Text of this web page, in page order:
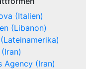
(Italien)
(Libanon)
Agency (Iran)